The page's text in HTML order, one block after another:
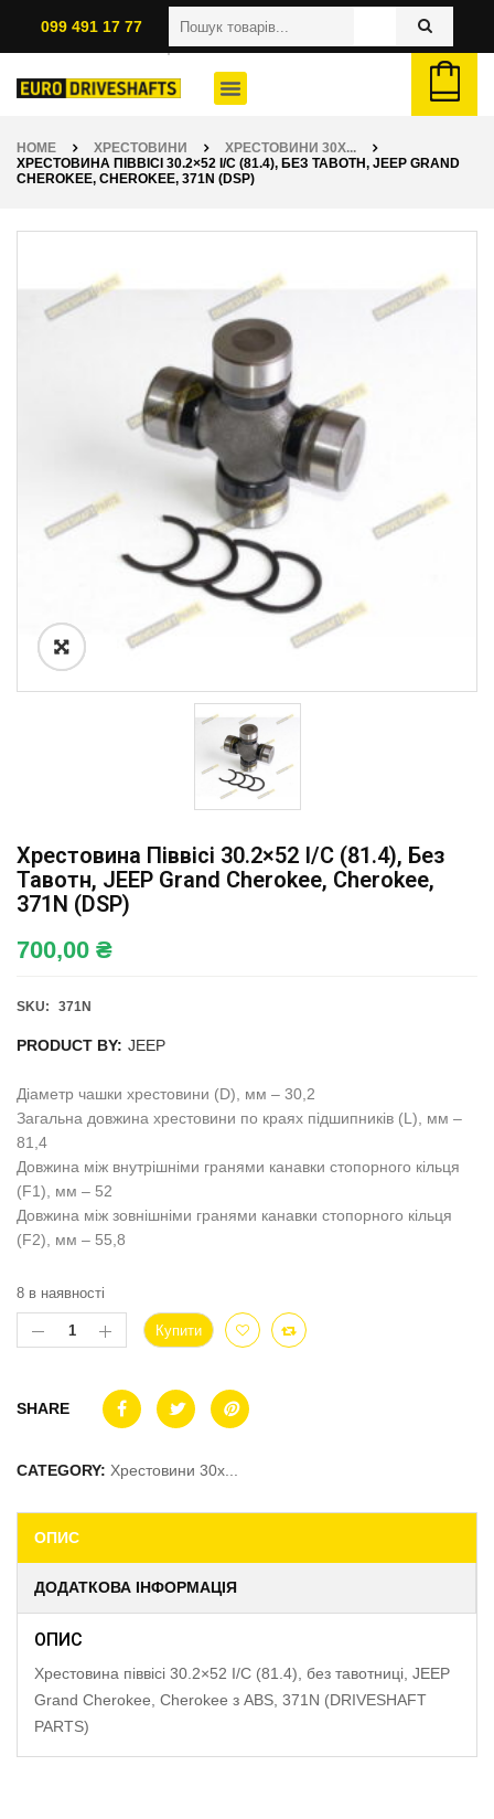
099 491 17 77
HOME ХРЕСТОВИНИ
ХРЕСТОВИНИ 30X...
ХРЕСТОВИНА ПІВВІСІ 30.2×52 I/C (81.4), БЕЗ ТАВОТН, JEEP GRAND
CHEROKEE, CHEROKEE, 371N (DSP)
Хрестовина Піввісі 30.2×52 I/C (81.4), Без
Тавотн, JEEP Grand Cherokee, Cherokee,
371N (DSP)
700,00 ₴
SKU: 371N
PRODUCT BY: JEEP
Діаметр чашки хрестовини (D), мм – 30,2
Загальна довжина хрестовини по краях підшипників (L), мм –
81,4
Довжина між внутрішніми гранями канавки стопорного кільця
(F1), мм – 52
Довжина між зовнішніми гранями канавки стопорного кільця
(F2), мм – 55,8
8 в наявності
Купити
SHARE
CATEGORY: Хрестовини 30x...
ОПИС
ДОДАТКОВА ІНФОРМАЦІЯ
ОПИС
Хрестовина піввісі 30.2×52 I/C (81.4), без тавотниці, JEEP
Grand Cherokee, Cherokee з ABS, 371N (DRIVESHAFT
PARTS)